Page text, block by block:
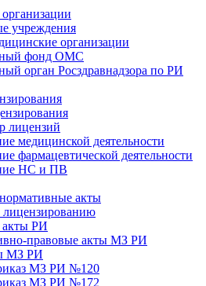
учреждения
организации
фонд ОМС
орган Росздравнадзора по РИ
лицензий
медицинской деятельности
фармацевтической деятельности
НС и ПВ
акты
РИ
правовые акты МЗ РИ
МЗ РИ
МЗ РИ №120
МЗ РИ №172